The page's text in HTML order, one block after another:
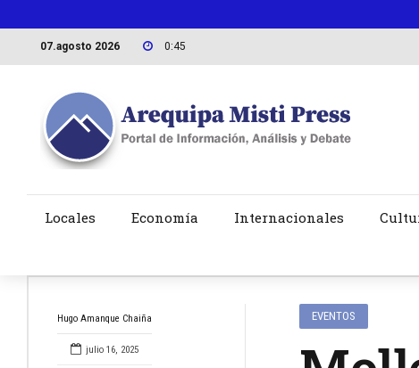
07.agosto 2026 0:45
Locales Economía Internacionales
Hugo Amanque Chaiña
julio 16, 2025
EVENTOS